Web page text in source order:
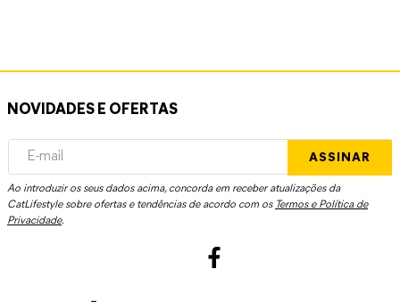
NOVIDADES E OFERTAS
ASSINAR
Ao introduzir os seus dados acima, concorda em receber atualizações da
CatLifestyle sobre ofertas e tendências de acordo com os Termos e Política de
Privacidade.